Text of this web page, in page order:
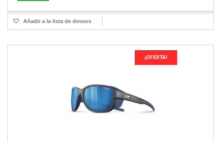
Añadir a la lista de deseos
¡OFERTA!